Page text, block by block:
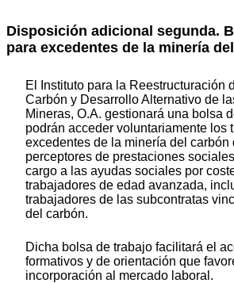
Disposición adicional segunda.
para excedentes de la minería
El Instituto para la Reestructuración
Carbón y Desarrollo Alternativo de
Mineras, O.A. gestionará una bolsa
podrán acceder voluntariamente los
excedentes de la minería del carbón
perceptores de prestaciones
cargo a las ayudas sociales por
trabajadores de edad avanzada,
trabajadores de las subcontratas
del carbón.
Dicha bolsa de trabajo facilitará el
formativos y de orientación que
incorporación al mercado laboral.